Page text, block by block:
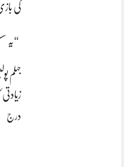
کی
“یہ
زیادتی
درج